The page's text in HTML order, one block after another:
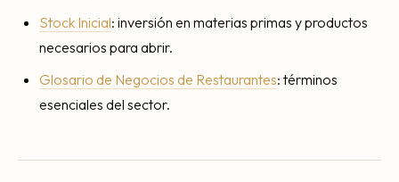
Stock Inicial: inversión en materias primas y productos
necesarios para abrir.
Glosario de Negocios de Restaurantes: términos
esenciales del sector.